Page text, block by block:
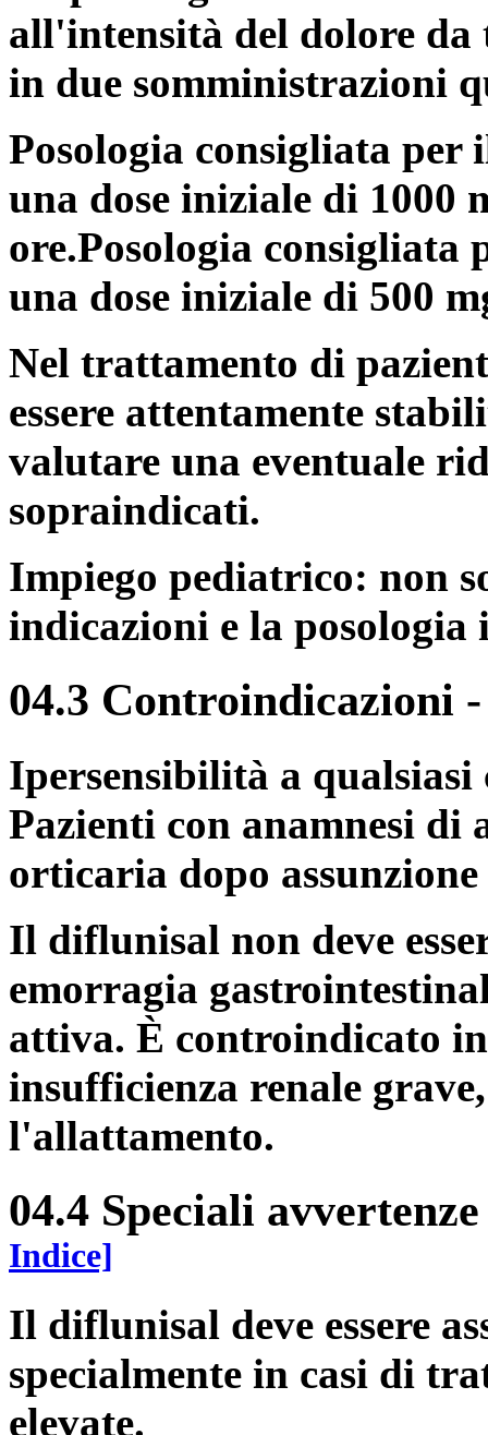
all'intensità del dolore da
in due somministrazioni
Posologia consigliata
una dose iniziale di 1000
ore.Posologia
una dose iniziale di 500
Nel trattamento di
essere attentamente
valutare una eventuale
sopraindicati.
Impiego pediatrico: non
indicazioni e la
04.3 Controindicazioni
Ipersensibilità a qualsiasi
Pazienti con anamnesi di
orticaria dopo
Il diflunisal non deve
emorragia
attiva. È controindicato
insufficienza renale
l'allattamento.
04.4 Speciali
Indice]
Il diflunisal deve essere
specialmente in casi di
elevate.